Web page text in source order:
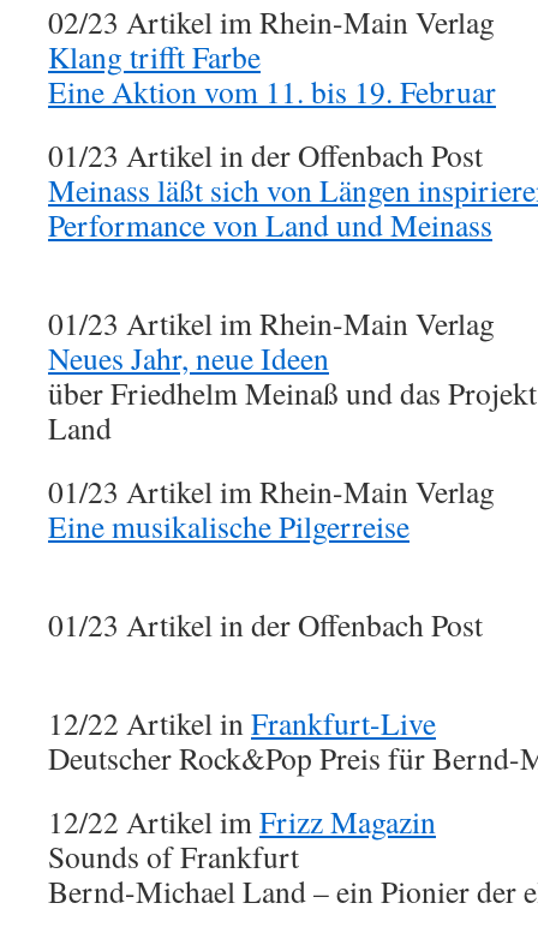
02/23 Artikel im Rhein-Main Verlag
Klang trifft Farbe
Eine Aktion vom 11. bis 19. Februar
01/23 Artikel in der Offenbach Post
Meinass läßt sich von Längen
Performance von Land und Meinass
01/23 Artikel im Rhein-Main Verlag
Neues Jahr, neue Ideen
über Friedhelm Meinaß und das
Land
01/23 Artikel im Rhein-Main Verlag
Eine musikalische Pilgerreise
01/23 Artikel in der Offenbach Post
12/22 Artikel inFrankfurt-Live
Deutscher Rock&Pop Preis für Bernd-
12/22 Artikel imFrizz Magazin
Sounds of Frankfurt
Bernd-Michael Land – ein Pionier der